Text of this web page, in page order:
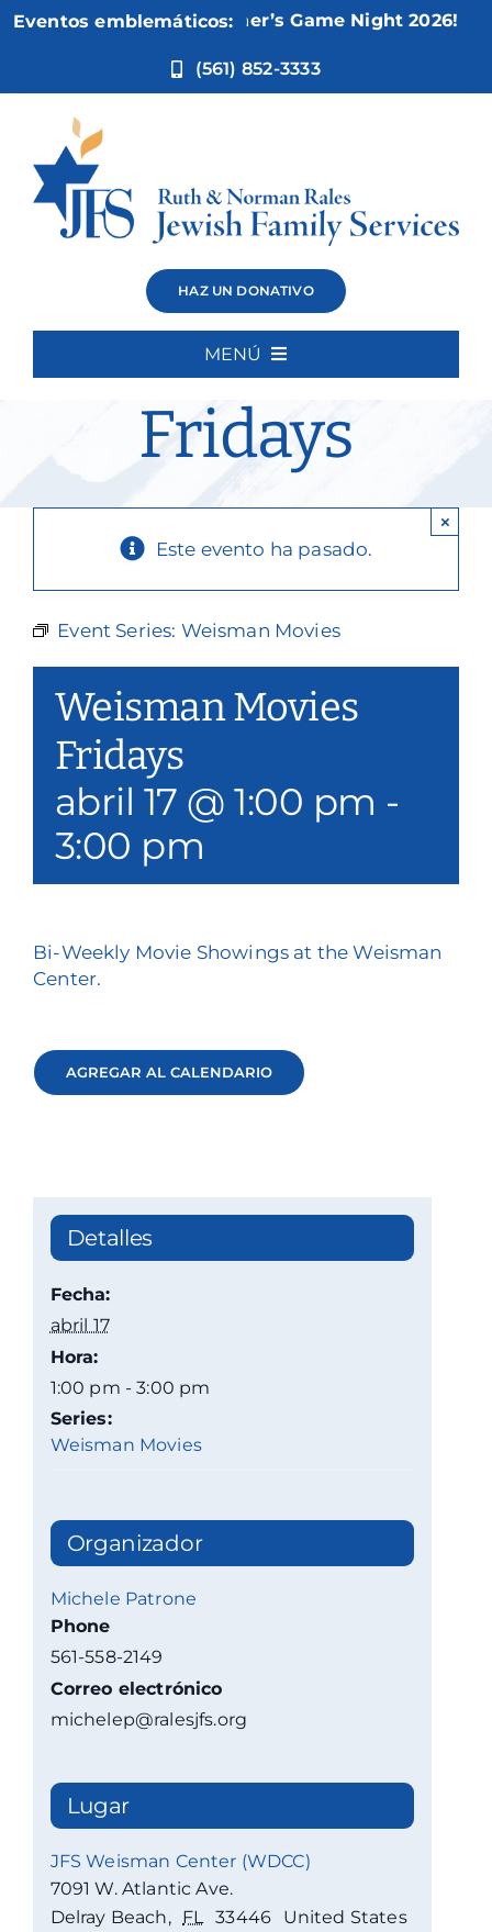
Eventos emblemáticos:
Nov 5:Not Your Mother’s Game Night 2026!
(561) 852-3333
HAZ UN DONATIVO
MENÚ
Inicio
Quiénes somos
Filantropía y voluntariado
Donar
Weisman
Movies
Fridays
Este evento ha pasado.
×
Event Series: Weisman Movies
Weisman Movies
Fridays
abril 17 @ 1:00 pm -
3:00 pm
Bi-Weekly Movie Showings at the Weisman
Center.
AGREGAR AL CALENDARIO
Detalles
Fecha:
abril 17
Hora:
1:00 pm - 3:00 pm
Series:
Weisman Movies
Organizador
Michele Patrone
Phone
561-558-2149
Correo electrónico
michelep@ralesjfs.org
Lugar
JFS Weisman Center (WDCC)
7091 W. Atlantic Ave.
Delray Beach, FL 33446
United States